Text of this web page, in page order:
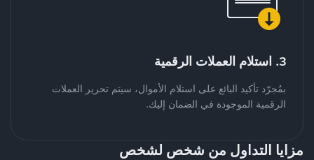
3. استلام العملات الرقمية
بمُجرّد تأكيد البائع على استلام الأموال، سيتم تحرير العملات
الرقمية الموجودة في الضمان إليك.
مزايا التداول من شخص لشخص